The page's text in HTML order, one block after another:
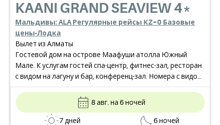
KAANI GRAND SEAVIEW4*
Мальдивы: ALA Регулярные рейсы KZ+0 Базовые
цены-Лодка
Вылет из Алматы
Гостевой дом на острове Маафуши атолла Южный
Мале. К услугам гостей спа-центр, фитнес-зал, ресторан
с видом на лагуну и бар, конференц-зал. Номера с видом
на океан располагают собственным балконом,
кондиционером, сейфом, мини-баром и телевизором. В
окрестностях популярны сноркелинг, дайвинг и
велоспорт.
8 авг. на 6 ночей
7 дней
6 ночей